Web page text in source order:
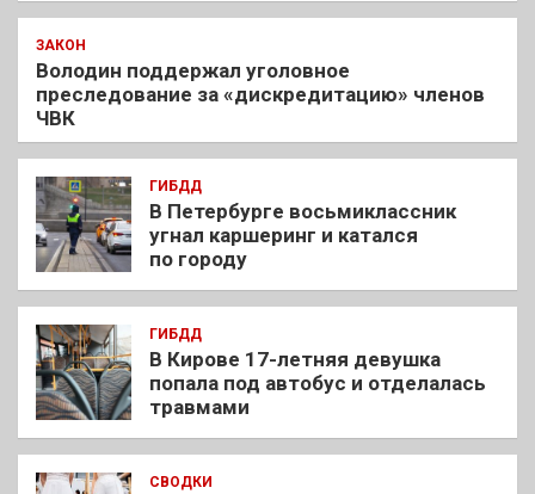
ЗАКОН
Володин поддержал уголовное
преследование за «дискредитацию» членов
ЧВК
ГИБДД
В Петербурге восьмиклассник
угнал каршеринг и катался
по городу
ГИБДД
В Кирове 17-летняя девушка
попала под автобус и отделалась
травмами
СВОДКИ